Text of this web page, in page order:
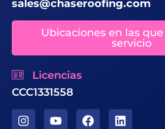
sales@chaseroofing.com
Ubicaciones en las
servicio
Licencias
CCC1331558